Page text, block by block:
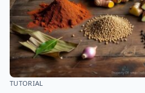
TUTORIAL